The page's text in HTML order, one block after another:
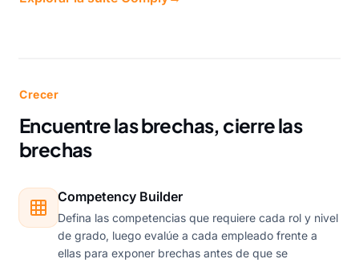
Crecer
Encuentre las brechas, cierre las
brechas
Competency Builder
Defina las competencias que requiere cada rol y nivel
de grado, luego evalúe a cada empleado frente a
ellas para exponer brechas antes de que se